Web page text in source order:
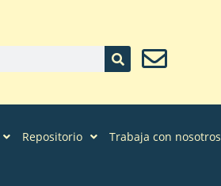
Repositorio Trabaja con nosotros